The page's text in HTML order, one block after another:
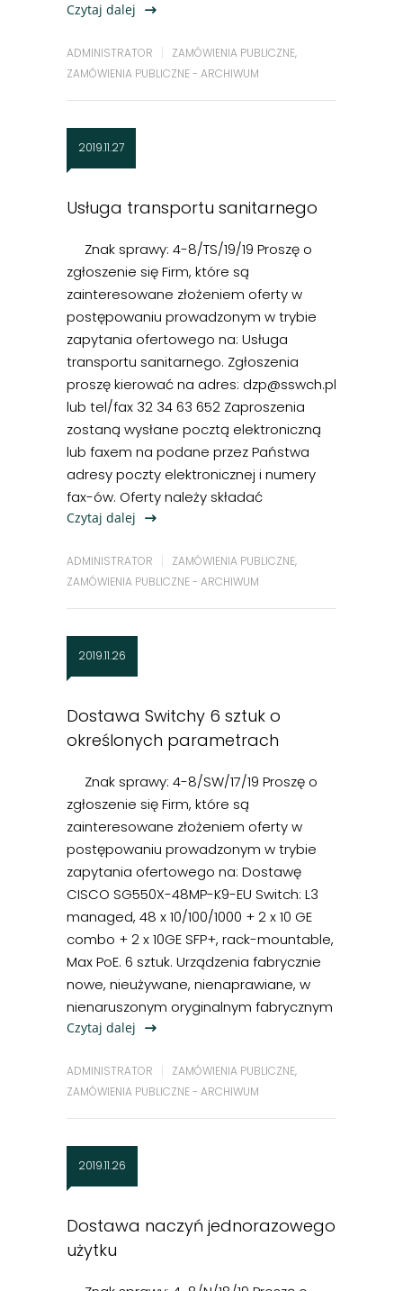
Czytaj dalej
ADMINISTRATOR ZAMÓWIENIA PUBLICZNE,
ZAMÓWIENIA PUBLICZNE - ARCHIWUM
2019.11.27
Usługa transportu sanitarnego
Znak sprawy: 4-8/TS/19/19 Proszę o
zgłoszenie się Firm, które są
zainteresowane złożeniem oferty w
postępowaniu prowadzonym w trybie
zapytania ofertowego na: Usługa
transportu sanitarnego. Zgłoszenia
proszę kierować na adres: dzp@sswch.pl
lub tel/fax 32 34 63 652 Zaproszenia
zostaną wysłane pocztą elektroniczną
lub faxem na podane przez Państwa
adresy poczty elektronicznej i numery
fax-ów. Oferty należy składać
Czytaj dalej
ADMINISTRATOR ZAMÓWIENIA PUBLICZNE,
ZAMÓWIENIA PUBLICZNE - ARCHIWUM
2019.11.26
Dostawa Switchy 6 sztuk o
określonych parametrach
Znak sprawy: 4-8/SW/17/19 Proszę o
zgłoszenie się Firm, które są
zainteresowane złożeniem oferty w
postępowaniu prowadzonym w trybie
zapytania ofertowego na: Dostawę
CISCO SG550X-48MP-K9-EU Switch: L3
managed, 48 x 10/100/1000 + 2 x 10 GE
combo + 2 x 10GE SFP+, rack-mountable,
Max PoE. 6 sztuk. Urządzenia fabrycznie
nowe, nieużywane, nienaprawiane, w
nienaruszonym oryginalnym fabrycznym
Czytaj dalej
ADMINISTRATOR ZAMÓWIENIA PUBLICZNE,
ZAMÓWIENIA PUBLICZNE - ARCHIWUM
2019.11.26
Dostawa naczyń jednorazowego
użytku